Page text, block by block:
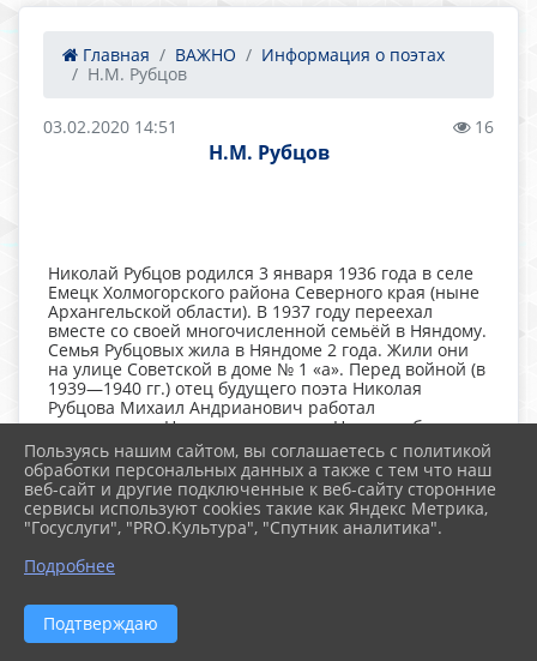
Главная ВАЖНО
Информация о поэтах
Н.М. Рубцов
03.02.2020 14:51 16
Н.М. Рубцов
Николай Рубцов родился 3 января 1936 года в селе
Емецк Холмогорского района Северного края (ныне
Архангельской области). В 1937 году переехал
вместе со своей многочисленной семьёй в Няндому.
Семья Рубцовых жила в Няндоме 2 года. Жили они
на улице Советской в доме № 1 «а». Перед войной (в
1939—1940 гг.) отец будущего поэта Николая
Рубцова Михаил Андрианович работал
начальником Няндомского горпо. Николаю было
тогда 3-4 года. Няндома запомнилась Н. Рубцову
особенно остро. В этом небольшом городке в доме,
стоящем вплотную к железнодорожной насыпи, на
его глазах умерла старшая сестра Надежда. Ей было
16 лет. В январе 1941 года «Михаил Андрианович
Рубцов — как записано в его учетной партийной
карточке — выбыл из Няндомы в Вологодский
горком партии». В Вологде Рубцовых застала война.
Летом 1942 года умерли мать и младшая сестра
Рубцова, отец был на фронте, и детей распределили
в интернаты. Этим летом 6-летний Николай
Пользуясь нашим сайтом, вы соглашаетесь с политикой
обработки персональных данных а также с тем что наш
веб-сайт и другие подключенные к веб-сайту сторонние
сервисы используют cookies такие как Яндекс Метрика,
"Госуслуги", "PRO.Культура", "Спутник аналитика".
Подробнее
Подтверждаю